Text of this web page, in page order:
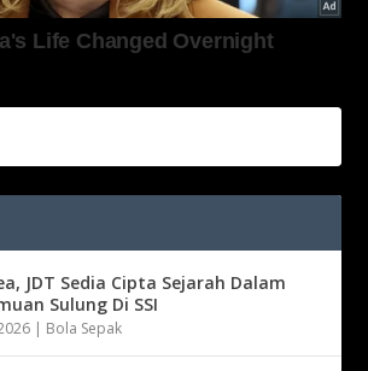
JDT Sedia Cipta Sejarah Dalam
Sulung Di SSI
| Bola Sepak